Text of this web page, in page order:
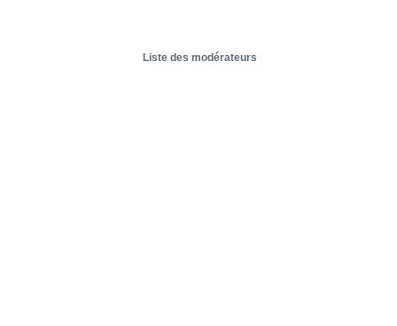
Liste des modérateurs